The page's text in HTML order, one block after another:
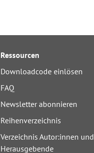
Ressourcen
Downloadcode einlösen
FAQ
Newsletter abonnieren
Reihenverzeichnis
Verzeichnis Autor:innen und
Herausgebende